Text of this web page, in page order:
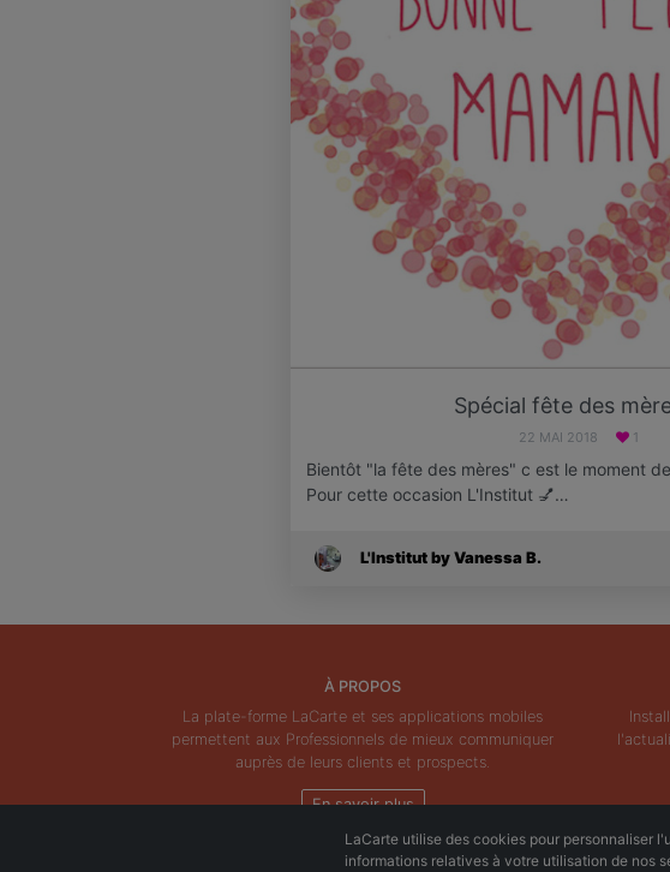
Spécial fête des
22 MAI 2018 1
Bientôt "la fête des mères" c est le moment
Pour cette occasion L'Institut 💅…
L'Institut by Vanessa B.
À PROPOS
La plate-forme LaCarte et ses applications mobiles
permettent aux Professionnels de mieux communiquer
auprès de leurs clients et prospects.
En savoir plus
LaCarte utilise des cookies pour personnaliser
informations relatives à votre utilisation de nos